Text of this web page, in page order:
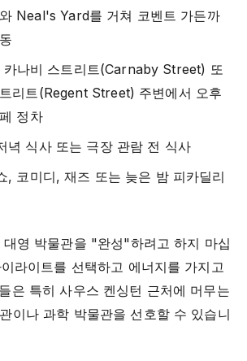
Neal's Yard를 거쳐 코벤트 가든까
나비 스트리트(Carnaby Street) 또
리트(Regent Street) 주변에서 오후
정차
녁 식사 또는 극장 관람 전 식사
, 코미디, 재즈 또는 늦은 밤 피카딜리
영 박물관을 "완성"하려고 하지 마십
라이트를 선택하고 에너지를 가지고
은 특히 사우스 켄싱턴 근처에 머무는
이나 과학 박물관을 선호할 수 있습니